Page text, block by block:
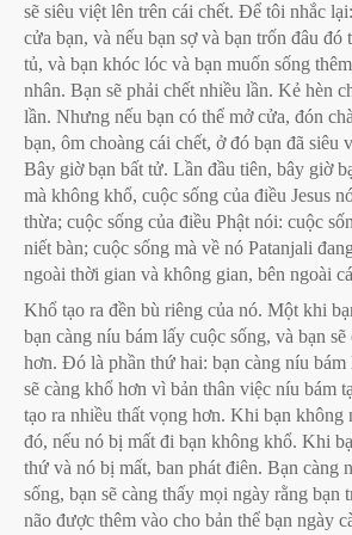
sẽ siêu việt lên trên cái chết. Để tôi nhắc
cửa bạn, và nếu bạn sợ và bạn trốn đâu đó
tủ, và bạn khóc lóc và bạn muốn sống
nhân. Bạn sẽ phải chết nhiều lần. Kẻ hèn
lần. Nhưng nếu bạn có thể mở cửa, đón
bạn, ôm choàng cái chết, ở đó bạn đã siêu
Bây giờ bạn bất tử. Lần đầu tiên, bây giờ
mà không khổ, cuộc sống của điều Jesus
thừa; cuộc sống của điều Phật nói: cuộc
niết bàn; cuộc sống mà về nó Patanjali
ngoài thời gian và không gian, bên ngoài
Khổ tạo ra đền bù riêng của nó. Một khi
bạn càng níu bám lấy cuộc sống, và bạn
hơn. Đó là phần thứ hai: bạn càng níu bám
sẽ càng khổ hơn vì bản thân việc níu bám
tạo ra nhiều thất vọng hơn. Khi bạn không
đó, nếu nó bị mất đi bạn không khổ. Khi
thứ và nó bị mất, ban phát điên. Bạn càng
sống, bạn sẽ càng thấy mọi ngày rằng bạn
não được thêm vào cho bản thể bạn ngày